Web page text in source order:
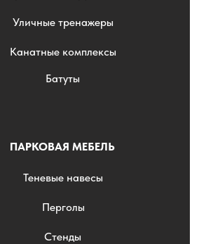
Уличные тренажеры
Канатные комплексы
Батуты
ПАРКОВАЯ МЕБЕЛЬ
Теневые навесы
Перголы
Стенды